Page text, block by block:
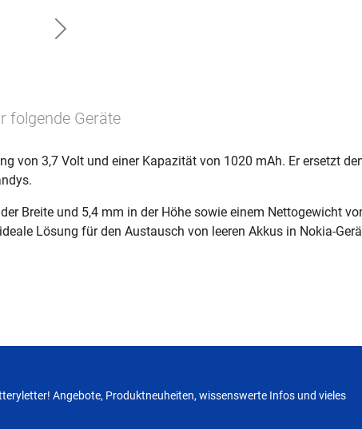
Next
folgende Geräte
von 3,7 Volt und einer Kapazität von 1020 mAh. Er ersetzt
Breite und 5,4 mm in der Höhe sowie einem Nettogewicht
Lösung für den Austausch von leeren Akkus in Nokia-
Angebote, Produktneuheiten, wissenswerte Infos und vieles